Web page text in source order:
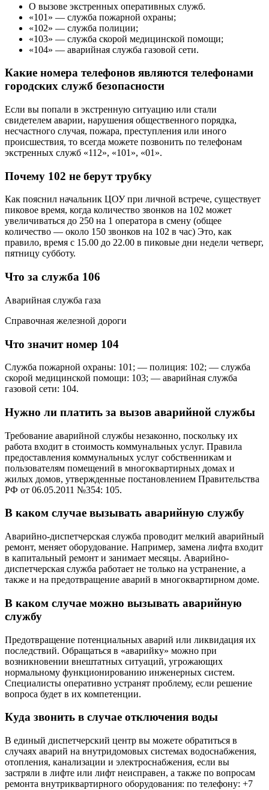
О вызове экстренных оперативных служб.
«101» — служба пожарной охраны;
«102» — служба полиции;
«103» — служба скорой медицинской помощи;
«104» — аварийная служба газовой сети.
Какие номера телефонов являются телефонами
городских служб безопасности
Если вы попали в экстренную ситуацию или стали
свидетелем аварии, нарушения общественного порядка,
несчастного случая, пожара, преступления или иного
происшествия, то всегда можете позвонить по телефонам
экстренных служб «112», «101», «01».
Почему 102 не берут трубку
Как пояснил начальник ЦОУ при личной встрече, существует
пиковое время, когда количество звонков на 102 может
увеличиваться до 250 на 1 оператора в смену (общее
количество — около 150 звонков на 102 в час) Это, как
правило, время с 15.00 до 22.00 в пиковые дни недели четверг,
пятницу субботу.
Что за служба 106
Аварийная служба газа
Справочная железной дороги
Что значит номер 104
Служба пожарной охраны: 101; — полиция: 102; — служба
скорой медицинской помощи: 103; — аварийная служба
газовой сети: 104.
Нужно ли платить за вызов аварийной службы
Требование аварийной службы незаконно, поскольку их
работа входит в стоимость коммунальных услуг. Правила
предоставления коммунальных услуг собственникам и
пользователям помещений в многоквартирных домах и
жилых домов, утвержденные постановлением Правительства
РФ от 06.05.2011 №354: 105.
В каком случае вызывать аварийную службу
Аварийно-диспетчерская служба проводит мелкий аварийный
ремонт, меняет оборудование. Например, замена лифта входит
в капитальный ремонт и занимает месяцы. Аварийно-
диспетчерская служба работает не только на устранение, а
также и на предотвращение аварий в многоквартирном доме.
В каком случае можно вызывать аварийную
службу
Предотвращение потенциальных аварий или ликвидация их
последствий. Обращаться в «аварийку» можно при
возникновении внештатных ситуаций, угрожающих
нормальному функционированию инженерных систем.
Специалисты оперативно устранят проблему, если решение
вопроса будет в их компетенции.
Куда звонить в случае отключения воды
В единый диспетчерский центр вы можете обратиться в
случаях аварий на внутридомовых системах водоснабжения,
отопления, канализации и электроснабжения, если вы
застряли в лифте или лифт неисправен, а также по вопросам
ремонта внутриквартирного оборудования: по телефону: +7